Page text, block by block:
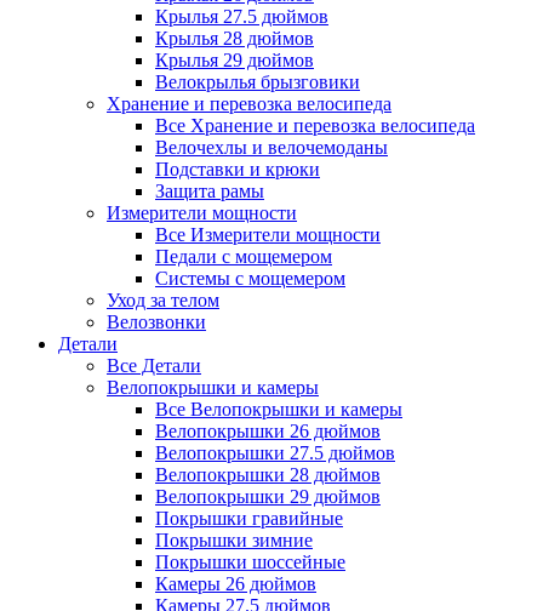
Крылья 27.5 дюймов
Крылья 28 дюймов
Крылья 29 дюймов
Велокрылья брызговики
Хранение и перевозка велосипеда
Все Хранение и перевозка велосипеда
Велочехлы и велочемоданы
Подставки и крюки
Защита рамы
Измерители мощности
Все Измерители мощности
Педали с мощемером
Системы с мощемером
Уход за телом
Велозвонки
Детали
Все Детали
Велопокрышки и камеры
Все Велопокрышки и камеры
Велопокрышки 26 дюймов
Велопокрышки 27.5 дюймов
Велопокрышки 28 дюймов
Велопокрышки 29 дюймов
Покрышки гравийные
Покрышки зимние
Покрышки шоссейные
Камеры 26 дюймов
Камеры 27.5 дюймов